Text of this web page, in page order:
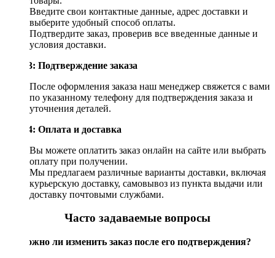
Введите свои контактные данные, адрес доставки и
выберите удобный способ оплаты.
Подтвердите заказ, проверив все введенные данные и
условия доставки.
Шаг 3: Подтверждение заказа
После оформления заказа наш менеджер свяжется с вами
по указанному телефону для подтверждения заказа и
уточнения деталей.
Шаг 4: Оплата и доставка
Вы можете оплатить заказ онлайн на сайте или выбрать
оплату при получении.
Мы предлагаем различные варианты доставки, включая
курьерскую доставку, самовывоз из пункта выдачи или
доставку почтовыми службами.
Часто задаваемые вопросы
Возможно ли изменить заказ после его подтверждения?